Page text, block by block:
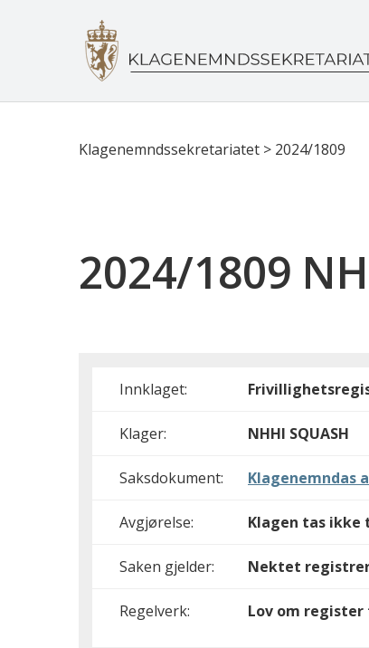
Klagenemndssekretariatet > 2024/1809
2024/1809
Innklaget:
Klager: NHHI SQUASH
Saksdokument: Klagenemndas
Avgjørelse: Klagen tas ikke
Saken gjelder: Nektet
Regelverk: Lov om